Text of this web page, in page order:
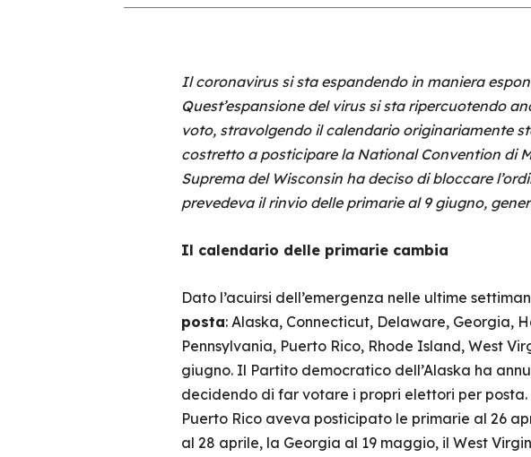
Il coronavirus si sta espandendo in maniera
Quest’espansione del virus si sta ripercuotendo
voto, stravolgendo il calendario originariamente
costretto a posticipare la National Convention di
Suprema del Wisconsin ha deciso di bloccare
prevedeva il rinvio delle primarie al 9 giugno,
Il calendario delle primarie cambia
Dato l’acuirsi dell’emergenza nelle ultime
posta: Alaska, Connecticut, Delaware, Georgia,
Pennsylvania, Puerto Rico, Rhode Island, West
giugno. Il Partito democratico dell’Alaska ha
decidendo di far votare i propri elettori per
Puerto Rico aveva posticipato le primarie al 26
al 28 aprile, la Georgia al 19 maggio, il West